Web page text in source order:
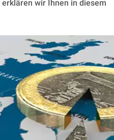
wir Ihnen in diesem